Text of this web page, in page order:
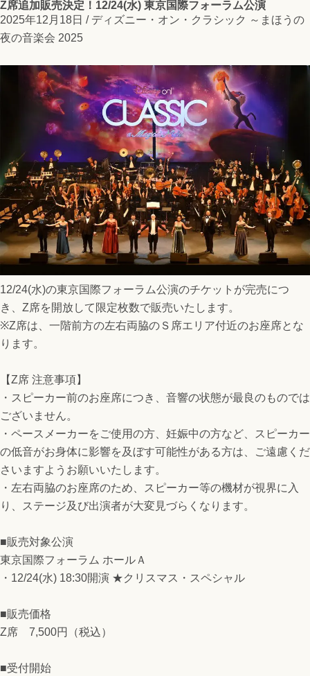
Z席追加販売決定！12/24(水) 東京国際フォーラム公演
2025年12月18日 / ディズニー・オン・クラシック ～まほうの
夜の音楽会 2025
12/24(水)の東京国際フォーラム公演のチケットが完売につ
き、Z席を開放して限定枚数で販売いたします。
※Z席は、一階前方の左右両脇のＳ席エリア付近のお座席とな
ります。
【Z席 注意事項】
・スピーカー前のお座席につき、音響の状態が最良のものでは
ございません。
・ペースメーカーをご使用の方、妊娠中の方など、スピーカー
の低音がお身体に影響を及ぼす可能性がある方は、ご遠慮くだ
さいますようお願いいたします。
・左右両脇のお座席のため、スピーカー等の機材が視界に入
り、ステージ及び出演者が大変見づらくなります。
■販売対象公演
東京国際フォーラム ホールＡ
・12/24(水) 18:30開演 ★クリスマス・スペシャル
■販売価格
Z席 7,500円（税込）
■受付開始